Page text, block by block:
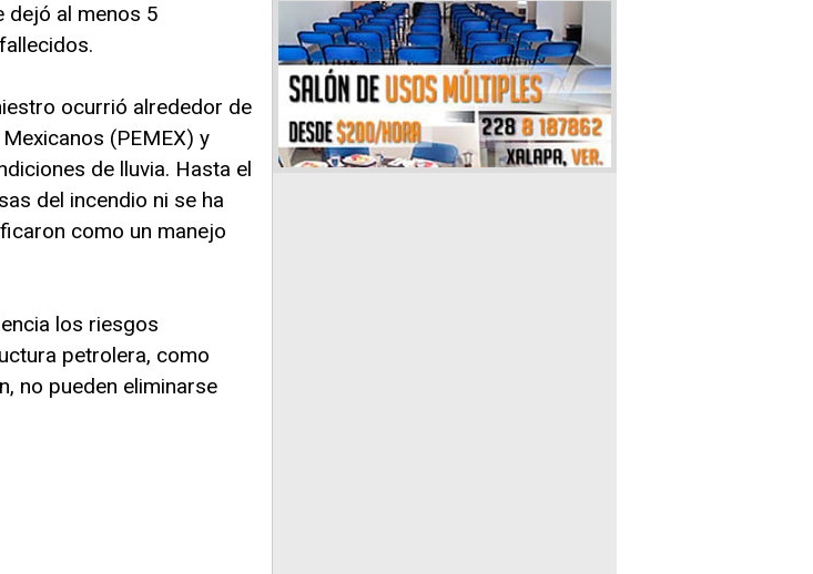
dejó al menos 5
ocurrió alrededor de
(PEMEX) y
de lluvia. Hasta el
del incendio ni se ha
como un manejo
los riesgos
petrolera, como
no pueden eliminarse